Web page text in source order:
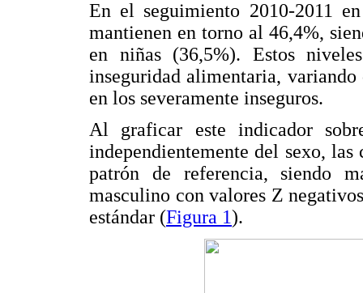
En el seguimiento 2010-2011
mantienen en torno al 46,4%,
en niñas (36,5%). Estos
inseguridad alimentaria, variando
en los severamente inseguros.
Al graficar este indicador
independientemente del sexo,
patrón de referencia, siendo
masculino con valores Z
estándar (Figura 1).